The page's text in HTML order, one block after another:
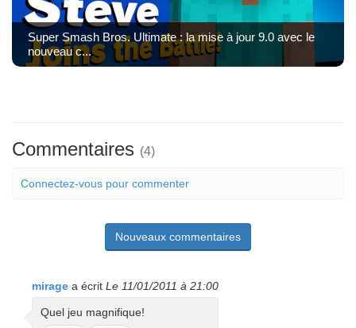
Super Smash Bros. Ultimate : la mise à jour 9.0 avec le
nouveau c...
Commentaires (4)
Connectez-vous pour commenter
Nouveaux commentaires
mirage a écrit Le 11/01/2011 à 21:00
Quel jeu magnifique!